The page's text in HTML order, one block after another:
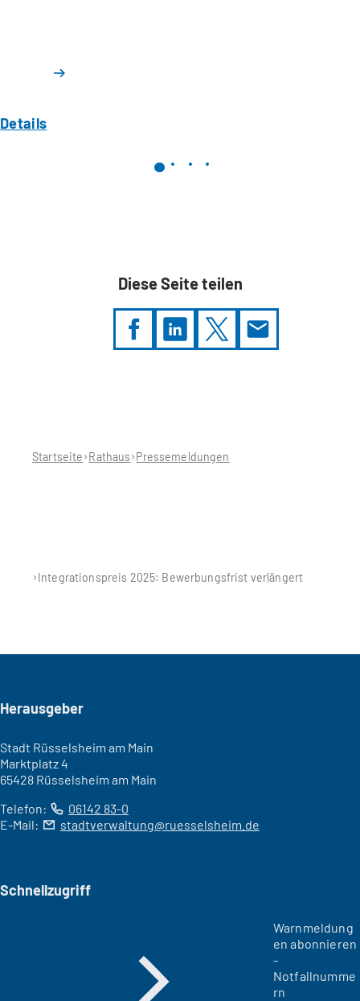
Details
Diese Seite teilen
Startseite Rathaus Pressemeldungen
Integrationspreis 2025: Bewerbungsfrist verlängert
Seitenfuß
Herausgeber
Stadt Rüsselsheim am Main
Marktplatz 4
65428 Rüsselsheim am Main
Telefon:
06142 83-0
E-Mail:
stadtverwaltung ruesselsheim de
Schnellzugriff
Warnmeldung
en abonnieren
-
Notfallnumme
rn